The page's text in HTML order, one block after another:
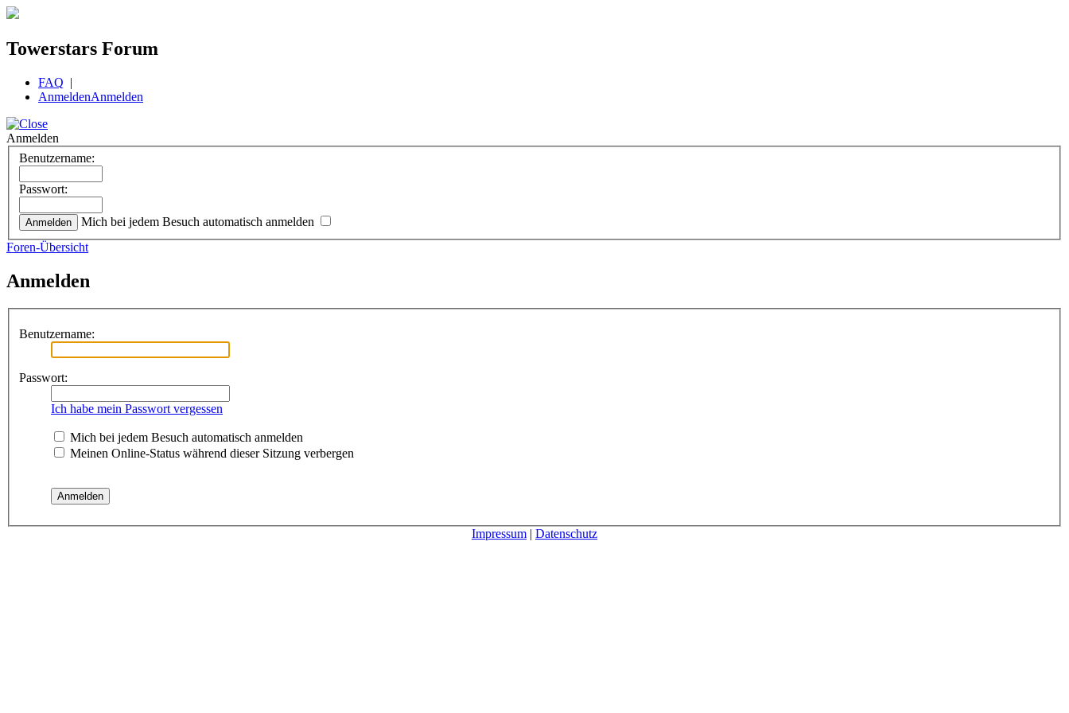
Towerstars Forum
FAQ |
AnmeldenAnmelden
Anmelden
Benutzername:
Passwort:
Mich bei jedem Besuch automatisch anmelden
Foren-Übersicht
Anmelden
Benutzername:
Passwort:
Ich habe mein Passwort vergessen
Mich bei jedem Besuch automatisch anmelden
Meinen Online-Status während dieser Sitzung verbergen
Impressum | Datenschutz